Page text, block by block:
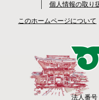
個人情報の取り
このホームページについて
法人番号